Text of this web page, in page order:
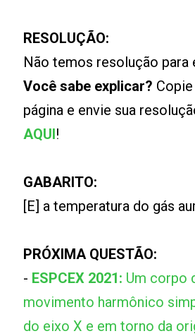
RESOLUÇÃO:
Não temos resolução para
Você sabe explicar?
página e envie sua
AQUI!
GABARITO:
[E] a temperatura do gás
PRÓXIMA QUESTÃO:
- ESPCEX 2021: Um corpo
movimento harmônico
do eixo X e em torno da